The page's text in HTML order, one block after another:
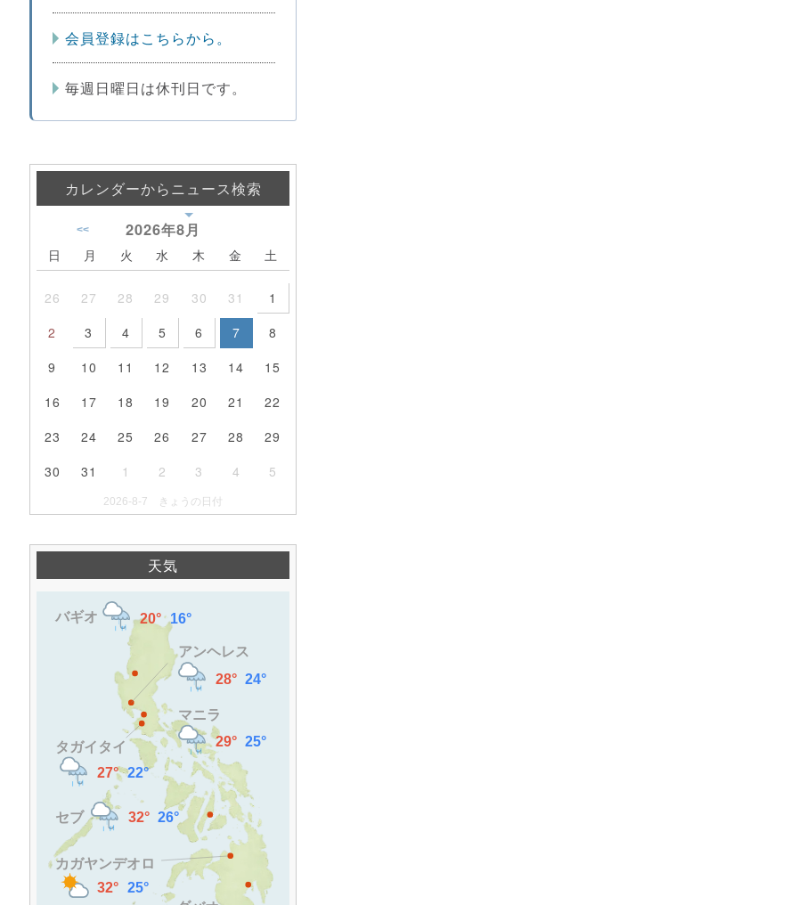
会員登録はこちらから。
毎週日曜日は休刊日です。
カレンダーからニュース検索
2026年8月
<<
日 月 火 水 木 金 土
26 27 28 29 30 31
1
2
3 4 5 6 7
8
9
10 11 12 13 14
15
16
17 18 19 20 21
22
23
24 25 26 27 28
29
30
31 1 2 3 4 5
2026-8-7 きょうの日付
天気